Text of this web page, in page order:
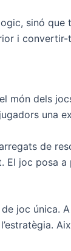
sinó
i
món dels
una
de
El joc
joc